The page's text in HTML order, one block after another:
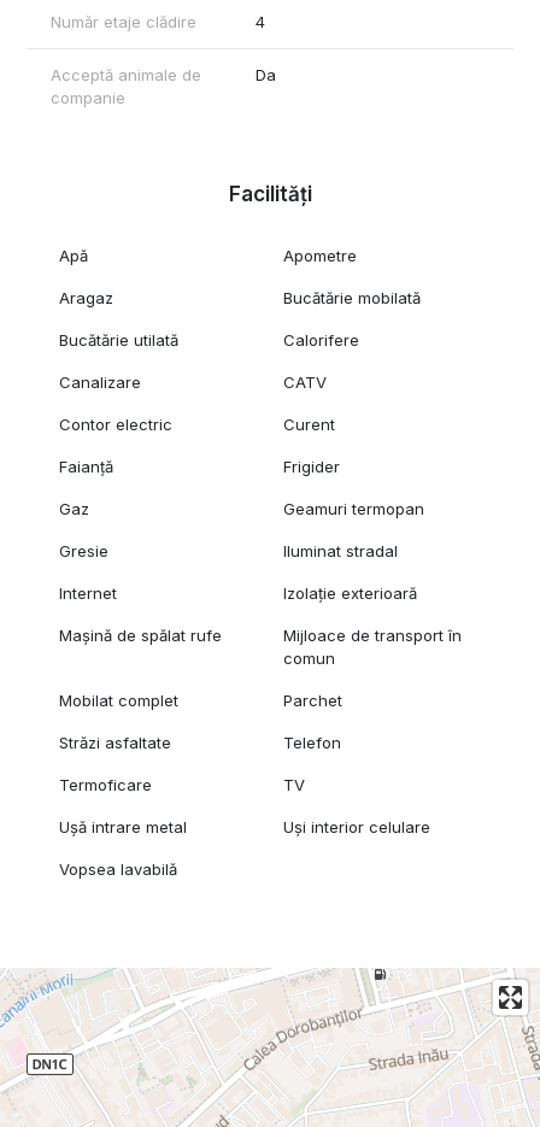
Număr etaje clădire 4
Acceptă animale de
companie
Da
Facilități
Apă Apometre
Aragaz Bucătărie mobilată
Bucătărie utilată Calorifere
Canalizare CATV
Contor electric Curent
Faianță Frigider
Gaz Geamuri termopan
Gresie Iluminat stradal
Internet Izolație exterioară
Mașină de spălat rufe
Mijloace de transport în
comun
Mobilat complet Parchet
Străzi asfaltate Telefon
Termoficare TV
Ușă intrare metal Uși interior celulare
Vopsea lavabilă